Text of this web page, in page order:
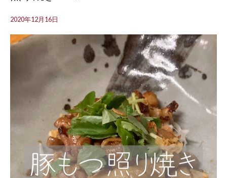
2020年12月16日